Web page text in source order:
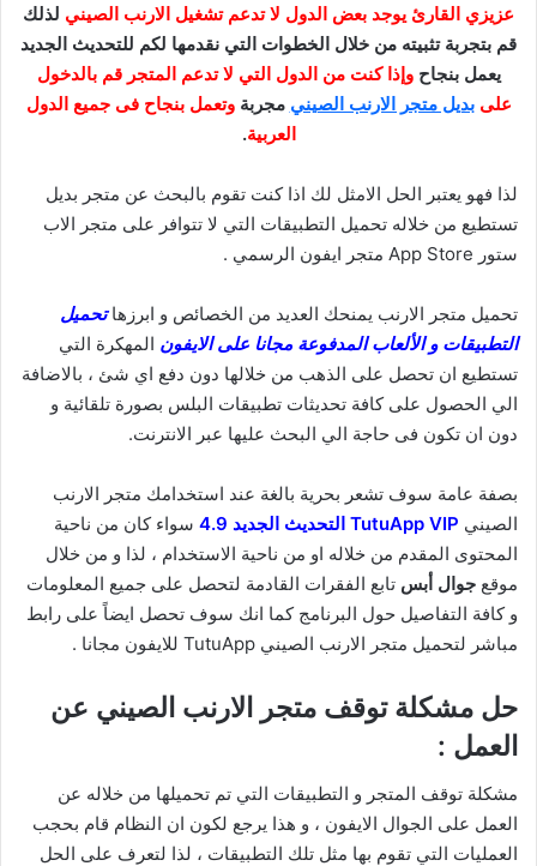
عزيزي القارئ يوجد بعض الدول لا تدعم تشغيل الارنب الصيني لذلك
قم بتجربة تثبيته من خلال الخطوات التي نقدمها لكم للتحديث الجديد
يعمل بنجاحوإذا كنت من الدول التي لا تدعم المتجر قم بالدخول
على بديل متجر الارنب الصيني مجربةوتعمل بنجاح فى جميع الدول
العربية.
لذا فهو يعتبر الحل الامثل لك اذا كنت تقوم بالبحث عن متجر بديل
تستطيع من خلاله تحميل التطبيقات التي لا تتوافر على متجر الاب
ستور App Store متجر ايفون الرسمي .
تحميل متجر الارنب يمنحك العديد من الخصائص و ابرزهاتحميل
التطبيقات و الألعاب المدفوعة مجانا على الايفون المهكرة التي
تستطيع ان تحصل على الذهب من خلالها دون دفع اي شئ ، بالاضافة
الي الحصول على كافة تحديثات تطبيقات البلس بصورة تلقائية و
دون ان تكون فى حاجة الي البحث عليها عبر الانترنت.
بصفة عامة سوف تشعر بحرية بالغة عند استخدامك متجر الارنب
الصيني TutuApp VIP التحديث الجديد 4.9
سواء كان من ناحية
المحتوى المقدم من خلاله او من ناحية الاستخدام ، لذا و من خلال
موقع جوال أبس تابع الفقرات القادمة لتحصل على جميع المعلومات
و كافة التفاصيل حول البرنامج كما انك سوف تحصل ايضاً على رابط
مباشر لتحميل متجر الارنب الصيني TutuApp للايفون مجانا .
حل مشكلة توقف متجر الارنب الصيني عن
العمل :
مشكلة توقف المتجر و التطبيقات التي تم تحميلها من خلاله عن
العمل على الجوال الايفون ، و هذا يرجع لكون ان النظام قام بحجب
العمليات التي تقوم بها مثل تلك التطبيقات ، لذا لتعرف على الحل